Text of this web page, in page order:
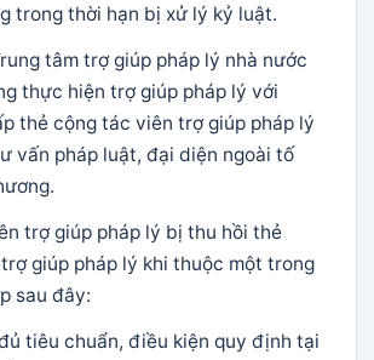
trong thời hạn bị xử lý kỷ luật.
tâm trợ giúp pháp lý nhà nước
thực hiện trợ giúp pháp lý với
thẻ cộng tác viên trợ giúp pháp lý
vấn pháp luật, đại diện ngoài tố
trợ giúp pháp lý bị thu hồi thẻ
giúp pháp lý khi thuộc một trong
sau đây:
tiêu chuẩn, điều kiện quy định tại